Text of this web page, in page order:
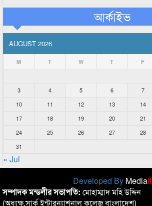
আর্কাইভ
AUGUST 2026
M T W T F
3
4 5 6 7
10
11 12 13 14
17
18 19 20 21
24
25 26 27 28
31
« Jul
Developed By Mediait
সম্পাদক মন্ডলীর সভাপতি: মোহাম্মাদ মহি উদ্দিন
(অধ্যক্ষ,সার্ক ইন্টারন্যাশনাল কলেজ বাংলাদেশ)